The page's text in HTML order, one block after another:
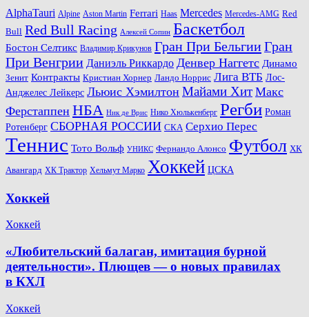
AlphaTauri Alpine Aston Martin Ferrari Haas Mercedes Mercedes-AMG Red
Bull Red Bull Racing Алексей Сопин Баскетбол
Бостон Селтикс Владимир Крикунов Гран При БельгииГран
При Венгрии Даниэль Риккардо Денвер Наггетс Динамо
Зенит Контракты Кристиан Хорнер Ландо Норрис Лига ВТБ Лос-
Анджелес Лейкерс Льюис Хэмилтон Майами Хит Макс
Ферстаппен НБА Ник де Врис Нико Хюлькенберг Регби Роман
Ротенберг СБОРНАЯ РОССИИ СКА Серхио Перес
Теннис Тото Вольф УНИКС Фернандо Алонсо Футбол ХК
Авангард ХК Трактор Хельмут Марко Хоккей ЦСКА
Хоккей
Хоккей
«Любительский балаган, имитация бурной
деятельности». Плющев — о новых правилах
в КХЛ
Хоккей